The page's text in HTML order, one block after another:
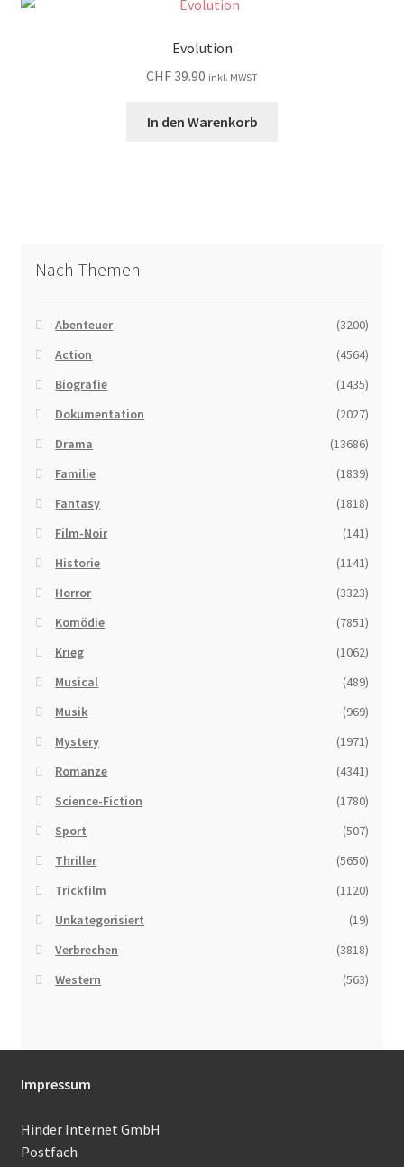
Evolution
CHF39.90 inkl. MWST
In den Warenkorb
Nach Themen
Abenteuer
(3200)
Action
(4564)
Biografie
(1435)
Dokumentation
(2027)
Drama
(13686)
Familie
(1839)
Fantasy
(1818)
Film-Noir
(141)
Historie
(1141)
Horror
(3323)
Komödie
(7851)
Krieg
(1062)
Musical
(489)
Musik
(969)
Mystery
(1971)
Romanze
(4341)
Science-Fiction
(1780)
Sport
(507)
Thriller
(5650)
Trickfilm
(1120)
Unkategorisiert
(19)
Verbrechen
(3818)
Western
(563)
Impressum
Hinder Internet GmbH
Postfach